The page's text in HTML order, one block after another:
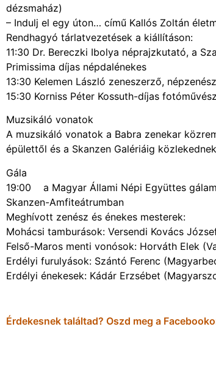
dézsmaház)
– Indulj el egy úton… című Kallós Zoltán
Rendhagyó tárlatvezetések a kiállításon:
11:30 Dr. Bereczki Ibolya néprajzkutató, a
Primissima díjas népdalénekes
13:30 Kelemen László zeneszerző,
15:30 Korniss Péter Kossuth-díjas
Muzsikáló vonatok
A muzsikáló vonatok a Babra zenekar
épülettől és a Skanzen Galériáig
Gála
19:00 a Magyar Állami Népi Együttes
Skanzen-Amfiteátrumban
Meghívott zenész és énekes mesterek:
Mohácsi tamburások: Versendi Kovács
Felső-Maros menti vonósok: Horváth Elek
Erdélyi furulyások: Szántó Ferenc
Erdélyi énekesek: Kádár Erzsébet
Érdekesnek találtad? Oszd meg a